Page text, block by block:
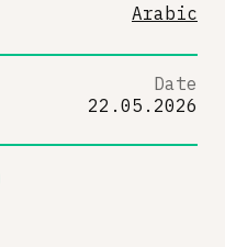
Arabic
Date
22.05.2026